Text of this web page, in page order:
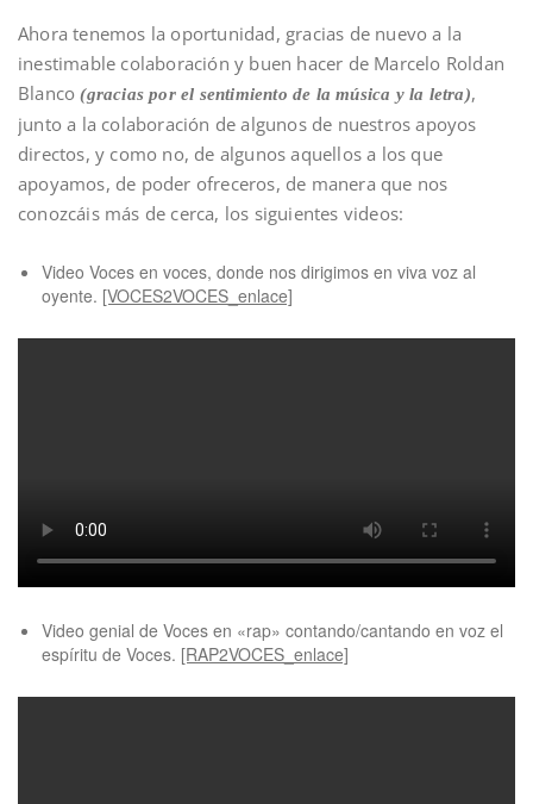
Ahora tenemos la oportunidad, gracias de nuevo a la
inestimable colaboración y buen hacer de Marcelo Roldan
Blanco(gracias por el sentimiento de la música y la letra),
junto a la colaboración de algunos de nuestros apoyos
directos, y como no, de algunos aquellos a los que
apoyamos, de poder ofreceros, de manera que nos
conozcáis más de cerca, los siguientes videos:
Video Voces en voces, donde nos dirigimos en viva voz al
oyente. [VOCES2VOCES_enlace]
Video genial de Voces en «rap» contando/cantando en voz el
espíritu de Voces. [RAP2VOCES_enlace]